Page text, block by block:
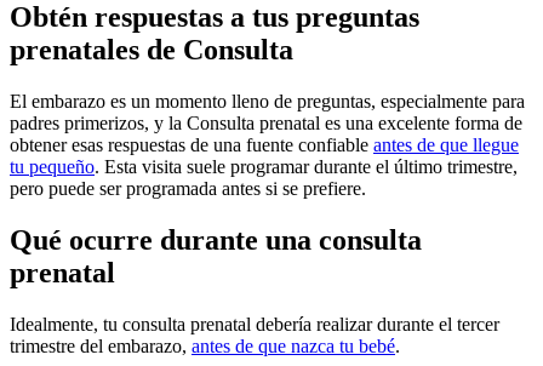
Obtén respuestas a tus preguntas
prenatales de Consulta
El embarazo es un momento lleno de preguntas, especialmente para
padres primerizos, y la Consulta prenatal es una excelente forma de
obtener esas respuestas de una fuente confiable antes de que llegue
tu pequeño. Esta visita suele programar durante el último trimestre,
pero puede ser programada antes si se prefiere.
Qué ocurre durante una consulta
prenatal
Idealmente, tu consulta prenatal debería realizar durante el tercer
trimestre del embarazo, antes de que nazca tu bebé.